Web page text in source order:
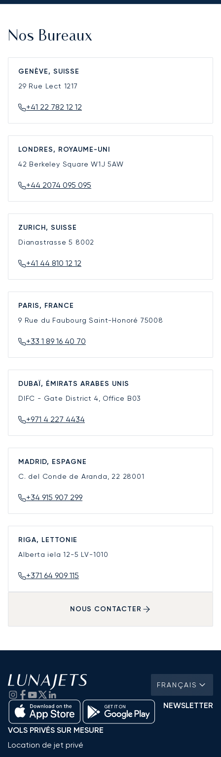
Nos Bureaux
GENÈVE, SUISSE
29 Rue Lect 1217
+41 22 782 12 12
LONDRES, ROYAUME-UNI
42 Berkeley SquareW1J 5AW
+44 2074 095 095
ZURICH, SUISSE
Dianastrasse 5 8002
+41 44 810 12 12
PARIS, FRANCE
9 Rue du Faubourg Saint-Honoré 75008
+33 1 89 16 40 70
DUBAÏ, ÉMIRATS ARABES UNIS
DIFC - Gate District 4, Office B03
+971 4 227 4434
MADRID, ESPAGNE
C. del Conde de Aranda, 22 28001
+34 915 907 299
RIGA, LETTONIE
Alberta iela 12-5 LV-1010
+371 64 909 115
NOUS CONTACTER
FRANÇAIS
NEWSLETTER
VOLS PRIVÉS SUR MESURE
Location de jet privé